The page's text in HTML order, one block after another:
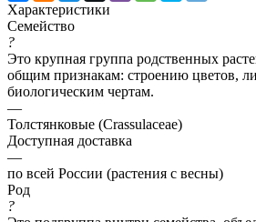
Характеристики
Семейство
?
Это крупная группа родственных
общим признакам: строению цветов,
биологическим чертам.
—
Толстянковые (Crassulaceae)
Доступная доставка
—
по всей России (растения с весны)
Род
?